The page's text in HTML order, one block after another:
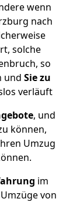
wenn
nach
solche
so
und Sie zu
verläuft
, und
können,
Umzug
im
von